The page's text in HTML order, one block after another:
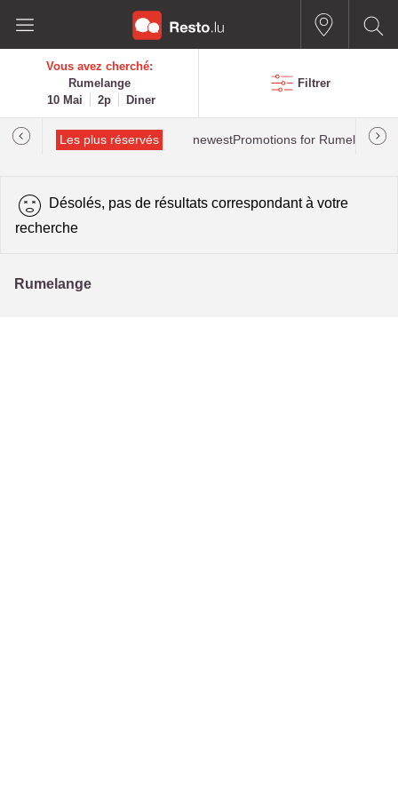
Vous avez cherché:
Rumelange
10 Mai
2p Diner
Filtrer
Les plus réservés newestPromotions for Rumelange
Désolés, pas de résultats correspondant à votre
recherche
Rumelange